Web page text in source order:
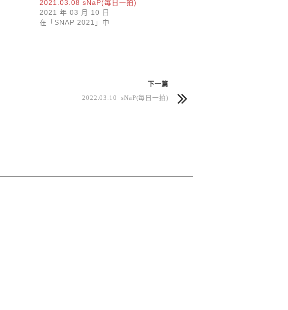
2021.03.08 sNaP(每日一拍)
2021 年 03 月 10 日
在「SNAP 2021」中
下一篇
2022.03.10 sNaP(每日一拍)